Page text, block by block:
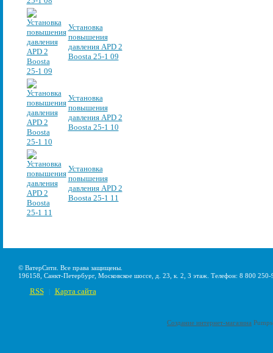
Установка
повышения
давления APD 2
Boosta 25-1 09
Установка
повышения
давления APD 2
Boosta 25-1 10
Установка
повышения
давления APD 2
Boosta 25-1 11
© ВатерСити. Все права защищены.
196158, Санкт-Петербург, Московское шоссе, д. 23, к. 2, 3 этаж. Телефон: 8 800
RSS Карта сайта
Создание интернет-магазина